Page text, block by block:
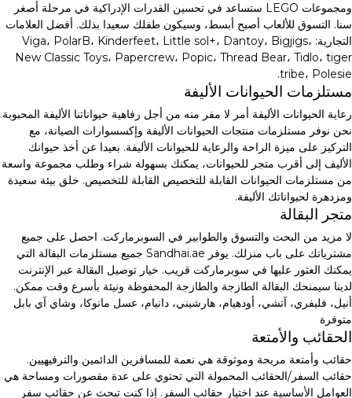
ومجموعات LEGO ستساعد في تحسين القدرات الإدراكية في مرحلة أصغر
سنا. التسوق للألعاب أصبح أبسط، وسيكون طفلك سعيدا بذلك. أفضل العلامات
التجارية: Viga، PolarB، Kinderfeet، Little sol+، Dantoy، Bigjigs،
New Classic Toys، Papercrew، Popic، Thread Bear، Tidlo، tiger
tribe، Polesie.
مستلزمات الحيوانات الأليفة
رعاية الحيوانات الأليفة أمر لا مفر منه من أجل رفاهية حيواناتنا الأليفة المحبوبة.
نحن نوفر مستلزمات منتجات الحيوانات الأليفة وإكسسوارات الصيانة، مع
التركيز على ميزة الراحة والرعاية للحيوانات الأليفة. بعيدا عن أخذ حيوانك
الأليف إلى أقرب متجر للحيوانات، يمكنك بسهولة شراء وطلب مجموعة واسعة
من مستلزمات الحيوانات القابلة للتخصيص القابلة للتخصيص. خلق بيئة سعيدة
ومزدهرة لحيواناتك الأليفة.
متجر البقالة
لا مزيد من البحث والتسوق والطوابير في السوبرماركت. احصل على جميع
مشترياتك على باب منزلك. يوفر Sandhai.ae جميع مستلزمات البقالة التي
يمكنك العثور عليها في سوبرماركت قريب. خيار توصيل البقالة عبر الإنترنت
لدينا سيمنحك البقالة الطازجة والطازجة المحفوظة ونيئة بأسرع وقت ممكن.
أنيل، فليفري، آتشي، أودهيام، هارشيني، دانيام، عسل مانوكا، وشاي آي بابل
متوفرة
الحقائب والأمتعة
حقائب وأمتعة مريحة وموثوقة هي نعمة للمسافرين الدائمين والترفيهيين.
حقائب السفر/الحقائب المحمولة التي تحتوي على عدة مقصورات ومساحة هي
العوامل الأساسية عند اختيار حقائب السفر. إذا كنت تبحث عن حقائب سفر